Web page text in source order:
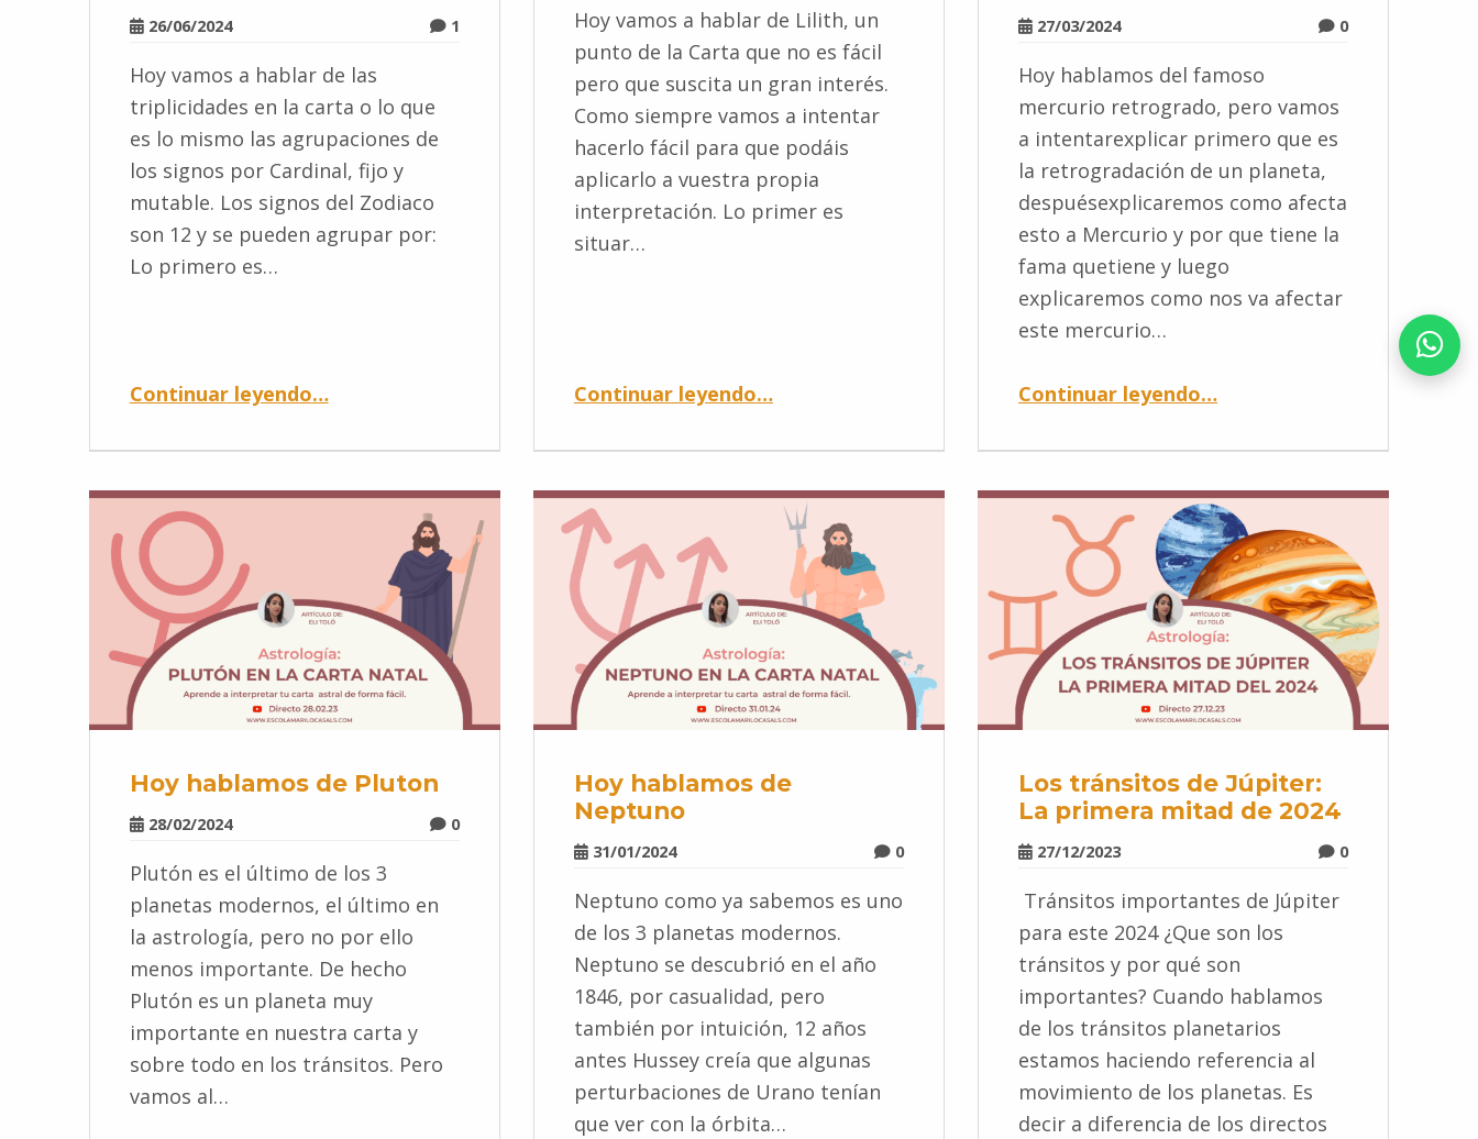
26/06/2024 1
Hoy vamos a hablar de las
triplicidades en la carta o lo que
es lo mismo las agrupaciones de
los signos por Cardinal, fijo y
mutable. Los signos del Zodiaco
son 12 y se pueden agrupar por:
Lo primero es…
Continuar leyendo…
Hoy vamos a hablar de Lilith, un
punto de la Carta que no es fácil
pero que suscita un gran interés.
Como siempre vamos a intentar
hacerlo fácil para que podáis
aplicarlo a vuestra propia
interpretación. Lo primer es
situar…
Continuar leyendo…
27/03/2024 0
Hoy hablamos del famoso
mercurio retrogrado, pero vamos
a intentarexplicar primero que es
la retrogradación de un planeta,
despuésexplicaremos como afecta
esto a Mercurio y por que tiene la
fama quetiene y luego
explicaremos como nos va afectar
este mercurio…
Continuar leyendo…
Hoy hablamos de Pluton
28/02/2024 0
Plutón es el último de los 3
planetas modernos, el último en
la astrología, pero no por ello
menos importante. De hecho
Plutón es un planeta muy
importante en nuestra carta y
sobre todo en los tránsitos. Pero
vamos al…
Hoy hablamos de
Neptuno
31/01/2024 0
Neptuno como ya sabemos es uno
de los 3 planetas modernos.
Neptuno se descubrió en el año
1846, por casualidad, pero
también por intuición, 12 años
antes Hussey creía que algunas
perturbaciones de Urano tenían
que ver con la órbita…
Los tránsitos de Júpiter:
La primera mitad de 2024
27/12/2023 0
Tránsitos importantes de Júpiter
para este 2024 ¿Que son los
tránsitos y por qué son
importantes? Cuando hablamos
de los tránsitos planetarios
estamos haciendo referencia al
movimiento de los planetas. Es
decir a diferencia de los directos